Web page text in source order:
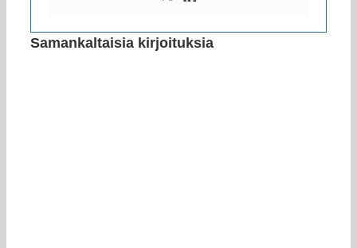
Samankaltaisia kirjoituksia